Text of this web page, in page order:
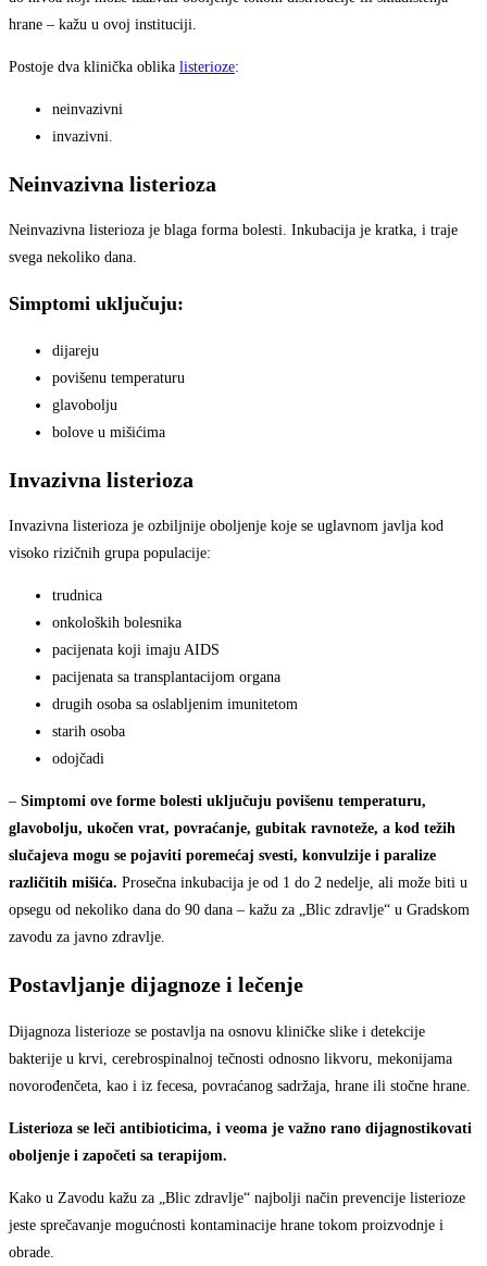
hrane – kažu u ovoj instituciji.
Postoje dva klinička oblika listerioze:
neinvazivni
invazivni.
Neinvazivna listerioza
Neinvazivna listerioza je blaga forma bolesti. Inkubacija je kratka, i traje
svega nekoliko dana.
Simptomi uključuju:
dijareju
povišenu temperaturu
glavobolju
bolove u mišićima
Invazivna listerioza
Invazivna listerioza je ozbiljnije oboljenje koje se uglavnom javlja kod
visoko rizičnih grupa populacije:
trudnica
onkoloških bolesnika
pacijenata koji imaju AIDS
pacijenata sa transplantacijom organa
drugih osoba sa oslabljenim imunitetom
starih osoba
odojčadi
– Simptomi ove forme bolesti uključuju povišenu temperaturu,
glavobolju, ukočen vrat, povraćanje, gubitak ravnoteže, a kod težih
slučajeva mogu se pojaviti poremećaj svesti, konvulzije i paralize
različitih mišića. Prosečna inkubacija je od 1 do 2 nedelje, ali može biti u
opsegu od nekoliko dana do 90 dana – kažu za „Blic zdravlje“ u Gradskom
zavodu za javno zdravlje.
Postavljanje dijagnoze i lečenje
Dijagnoza listerioze se postavlja na osnovu kliničke slike i detekcije
bakterije u krvi, cerebrospinalnoj tečnosti odnosno likvoru, mekonijama
novorođenčeta, kao i iz fecesa, povraćanog sadržaja, hrane ili stočne hrane.
Listerioza se leči antibioticima, i veoma je važno rano dijagnostikovati
oboljenje i započeti sa terapijom.
Kako u Zavodu kažu za „Blic zdravlje“ najbolji način prevencije listerioze
jeste sprečavanje mogućnosti kontaminacije hrane tokom proizvodnje i
obrade.